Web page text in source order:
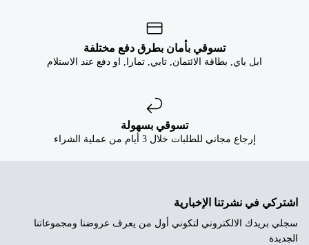
تسوقي بأمان بطرق دفع مختلفة
ابل باي, بطاقة الائتمان, تابي, تمارا, او دفع عند الاستلام
تسوقي بسهولة
إرجاع مجاني للطلبات خلال 3 أيام من عملية الشراء
اشتركي في نشرتنا الإخبارية
سجلي بريدك الالكتروني لتكوني أول من يعرف عروضنا ومجموعاتنا
الجديدة